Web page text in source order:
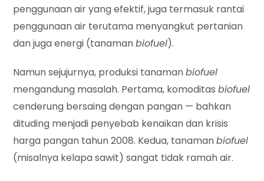
penggunaan air yang efektif, juga termasuk rantai
penggunaan air terutama menyangkut pertanian
dan juga energi (tanamanbiofuel).
Namun sejujurnya, produksi tanamanbiofuel
mengandung masalah. Pertama, komoditasbiofuel
cenderung bersaing dengan pangan — bahkan
dituding menjadi penyebab kenaikan dan krisis
harga pangan tahun 2008. Kedua, tanamanbiofuel
(misalnya kelapa sawit) sangat tidak ramah air.